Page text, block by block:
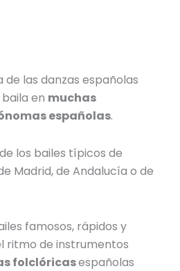
de lasdanzas españolas
en muchas
españolas.
los bailes típicos de
Madrid, de Andalucía o de
famosos, rápidos y
ritmo de instrumentos
folclóricasespañolas